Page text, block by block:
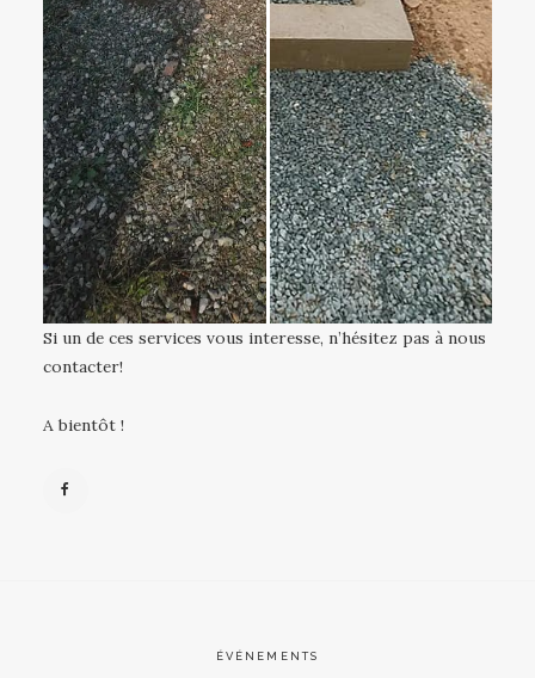
Si un de ces services vous interesse, n’hésitez pas à nous
contacter!
A bientôt !
ÉVÉNEMENTS